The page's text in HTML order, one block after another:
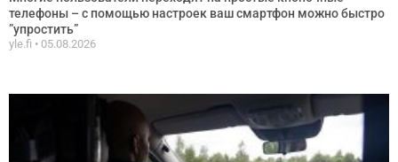
телефоны – с помощью настроек ваш смартфон можно быстро
”упростить”
yle.fi 05.08.2026